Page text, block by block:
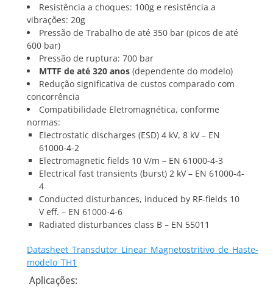
Resistência a choques: 100g e resistência a
vibrações: 20g
Pressão de Trabalho de até 350 bar (picos de até
600 bar)
Pressão de ruptura: 700 bar
MTTF de até 320 anos (dependente do modelo)
Redução significativa de custos comparado com
concorrência
Compatibilidade Eletromagnética, conforme
normas:
Electrostatic discharges (ESD) 4 kV, 8 kV – EN
61000-4-2
Electromagnetic fields 10 V/m – EN 61000-4-3
Electrical fast transients (burst) 2 kV – EN 61000-4-
4
Conducted disturbances, induced by RF-fields 10
V eff. – EN 61000-4-6
Radiated disturbances class B – EN 55011
Datasheet_Transdutor_Linear_Magnetostritivo_de_Haste-
modelo_TH1
Aplicações: